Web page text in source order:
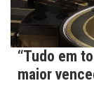
“Tudo em
maior